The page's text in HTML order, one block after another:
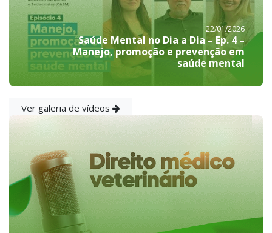
22/01/2026
Saúde Mental no Dia a Dia – Ep. 4 –
Manejo, promoção e prevenção em
saúde mental
Ver galeria de vídeos